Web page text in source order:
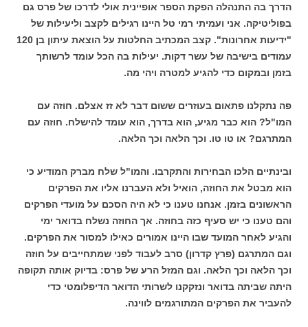
הדרך בה התנהלה הפקת הספר אופיינית אולי לדרכו של פרס גם
בפוליטיקה. אני ועמיתי רמי טל היינו רגילים לקצב וליעילות של
"ידיעות אחרונות". קצב המכתיב החלטות על הוצאת עיתון בן 120
עמודים בישיבה של עשר דקות. יעילות בה הכל עומד לרשותך
בזמן ובמקום כדי להגיע למטרה ויהי מה.
פה נתקלנו פתאום בעוזרים ששום דבר לא זז אצלם. חוזה עם
המו"ל? הוא כבר מגיע, הוא בדרך, הוא עומד להישלח. חוזה עם
המתרגם? או טו טו. וכך הלאה וכך הלאה.
ובינתיים הלכו הבחירות והתקרבו. והמו"ל שלח מברק המודיע כי
הוא מבטל את החוזה, הואיל ולא העברנו אליו את הפרקים
הראשונים בזמן. אנחנו טענו כי לא היה הסכם על מועדי הפרקים
והם טענו כי יש סעיף כזה בחוזה. אך החוזה נשלח בדואר ימי
והגיע לאחר המועד שבו היינו אמורים כאילו למסור את הפרקים.
וגם המתרגם (פרץ קדרון) סרב לעבוד לפני שמתחייבים על חוזה
וכך הלאה וכך הלאה. וגם המזל הרע של פרס: בדיוק אותה תקופה
היתה שביתה בדואר ונזקקנו לשרותי הדואר הדיפלומטי כדי
להעביר את הפרקים המתורגמים לווינה.